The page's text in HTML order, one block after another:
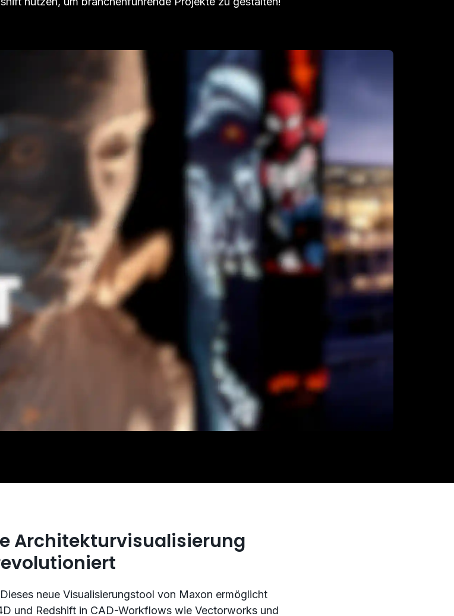
Architekturvisualisierung
neue Visualisierungstool von Maxon ermöglicht
und Redshift in CAD-Workflows wie Vectorworks und